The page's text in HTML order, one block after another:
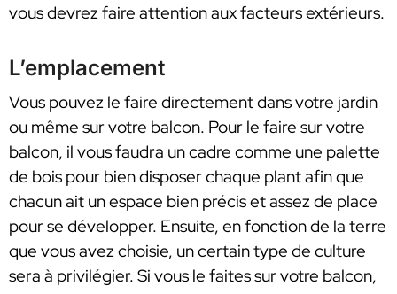
vous devrez faire attention aux facteurs extérieurs.
L’emplacement
Vous pouvez le faire directement dans votre jardin
ou même sur votre balcon. Pour le faire sur votre
balcon, il vous faudra un cadre comme une palette
de bois pour bien disposer chaque plant afin que
chacun ait un espace bien précis et assez de place
pour se développer. Ensuite, en fonction de la terre
que vous avez choisie, un certain type de culture
sera à privilégier. Si vous le faites sur votre balcon,